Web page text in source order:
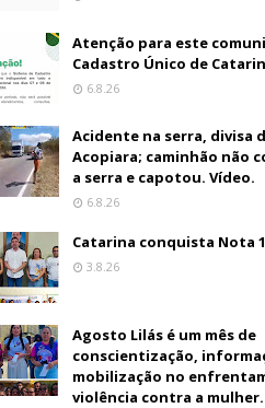
Atenção para este
Cadastro Único de
6.8.26
Acidente na serra, divisa
Acopiara; caminhão não
a serra e capotou. Vídeo.
6.8.26
Catarina conquista Nota
3.8.26
Agosto Lilás é um mês de
conscientização,
mobilização no
violência contra a mulher.